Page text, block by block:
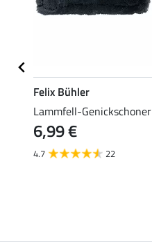
Felix Bühler
Lammfell-Genickschoner
6,99 €
4.7 22